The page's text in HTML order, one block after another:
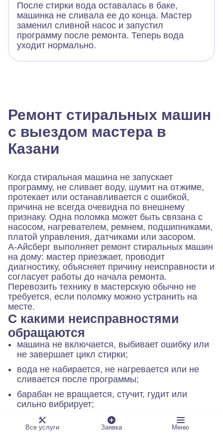
После стирки вода оставалась в баке,
машинка не сливала ее до конца. Мастер
заменил сливной насос и запустил
программу после ремонта. Теперь вода
уходит нормально.
Ремонт стиральных машин
с выездом мастера в
Казани
Когда стиральная машина не запускает
программу, не сливает воду, шумит на отжиме,
протекает или останавливается с ошибкой,
причина не всегда очевидна по внешнему
признаку. Одна поломка может быть связана с
насосом, нагревателем, ремнем, подшипниками,
платой управления, датчиками или засором.
А-Айсберг выполняет ремонт стиральных машин
на дому: мастер приезжает, проводит
диагностику, объясняет причину неисправности и
согласует работы до начала ремонта.
Перевозить технику в мастерскую обычно не
требуется, если поломку можно устранить на
месте.
С какими неисправностями
обращаются
машина не включается, выбивает ошибку или
не завершает цикл стирки;
вода не набирается, не нагревается или не
сливается после программы;
барабан не вращается, стучит, гудит или
сильно вибрирует;
появилась течь, запах, следы влаги под
корпусом или возле люка;
Все услуги Заявка Меню